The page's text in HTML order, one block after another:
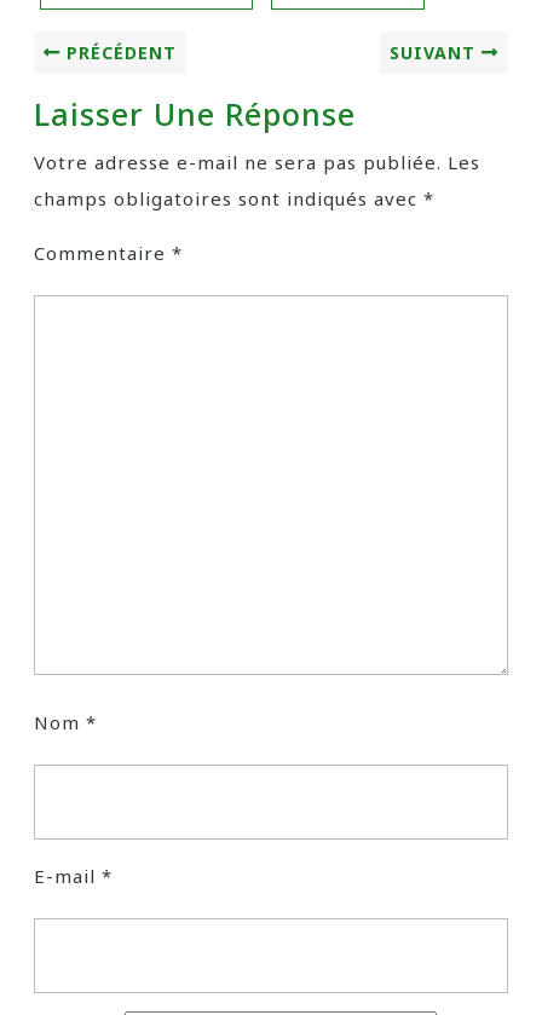
PRÉCÉDENT SUIVANT
Laisser Une Réponse
Votre adresse e-mail ne sera pas publiée. Les
champs obligatoires sont indiqués avec *
Commentaire *
Nom *
E-mail *